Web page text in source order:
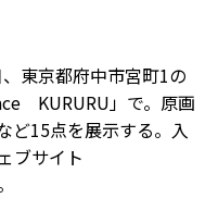
東京都府中市宮町1の
KURURU」で。原画
ど15点を展示する。入
ブサイト